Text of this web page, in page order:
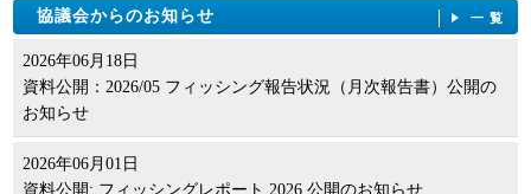
協議会からのお知らせ 一覧
2026年06月18日
資料公開：2026/05 フィッシング報告状況（月次報告書）公開の
お知らせ
2026年06月01日
資料公開: フィッシングレポート 2026 公開のお知らせ